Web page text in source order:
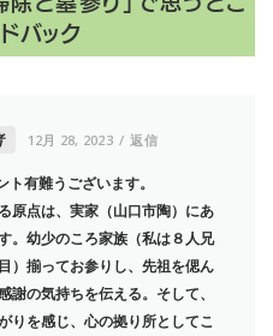
バック
12月 28, 2023 返信
ト有難うございます。
原点は、実家（山口市陶）にあ
。幼少のころ家族（私は８人兄
）揃ってお参りし、先祖を偲ん
謝の気持ちを伝える。そして、
りを感じ、心の拠り所としてこ